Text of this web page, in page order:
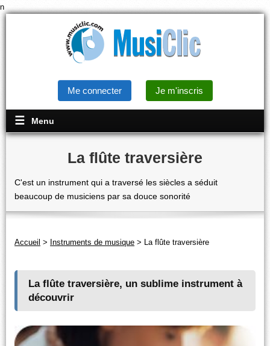
n
Me connecter Je m'inscris
Menu
La flûte traversière
C'est un instrument qui a traversé les siècles a séduit
beaucoup de musiciens par sa douce sonorité
Accueil > Instruments de musique > La flûte traversière
La flûte traversière, un sublime instrument à
découvrir